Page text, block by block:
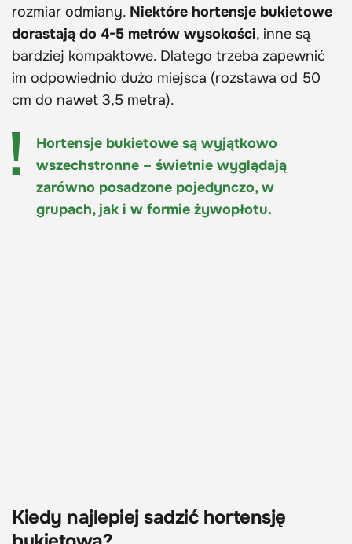
rozmiar odmiany. Niektóre hortensje bukietowe
dorastają do 4-5 metrów wysokości, inne są
bardziej kompaktowe. Dlatego trzeba zapewnić
im odpowiednio dużo miejsca (rozstawa od 50
cm do nawet 3,5 metra).
Hortensje bukietowe są wyjątkowo
wszechstronne – świetnie wyglądają
zarówno posadzone pojedynczo, w
grupach, jak i w formie żywopłotu.
Kiedy najlepiej sadzić hortensję